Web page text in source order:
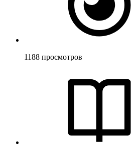
1188 просмотров